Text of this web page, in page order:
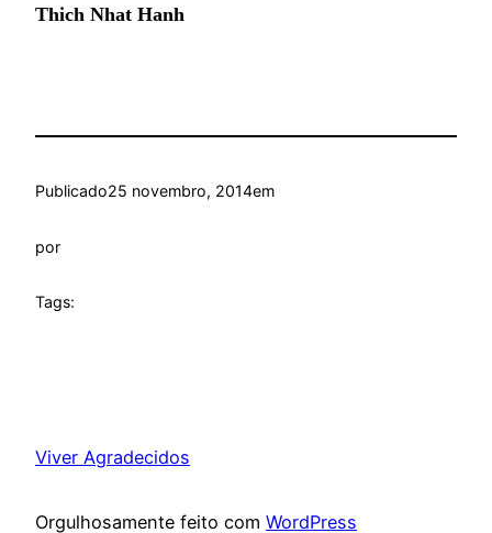
Thich Nhat Hanh
Publicado25 novembro, 2014em
por
Tags:
Viver Agradecidos
Orgulhosamente feito com WordPress